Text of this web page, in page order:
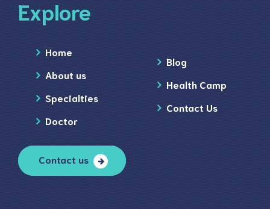
Explore
Home
About us
Specialties
Doctor
Blog
Health Camp
Contact Us
Contact us